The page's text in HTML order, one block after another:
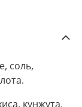
соль,
кунжута,